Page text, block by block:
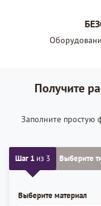
Получите
Заполните простую
Шаг 1 из 3 Выберите
Выберите материал